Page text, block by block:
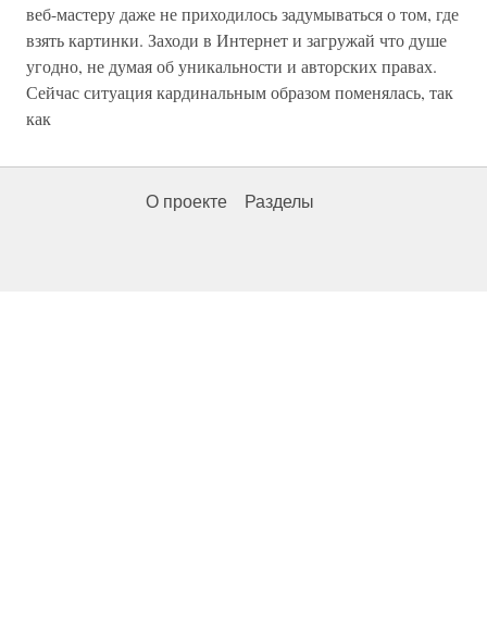
веб-мастеру даже не приходилось задумываться о том, где
взять картинки. Заходи в Интернет и загружай что душе
угодно, не думая об уникальности и авторских правах.
Сейчас ситуация кардинальным образом поменялась, так
как
О проекте Разделы